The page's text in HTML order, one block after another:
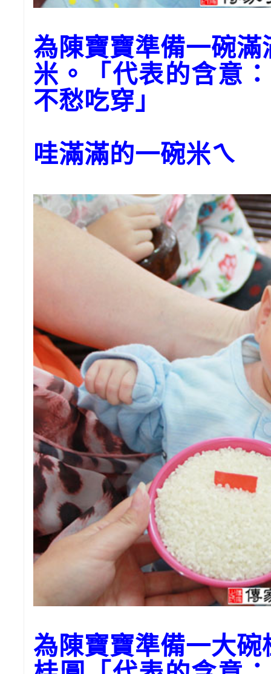
為陳寶寶準備一碗
米。「代表的含意
不愁吃穿」
哇滿滿的一碗米ㄟ
為陳寶寶準備一大碗